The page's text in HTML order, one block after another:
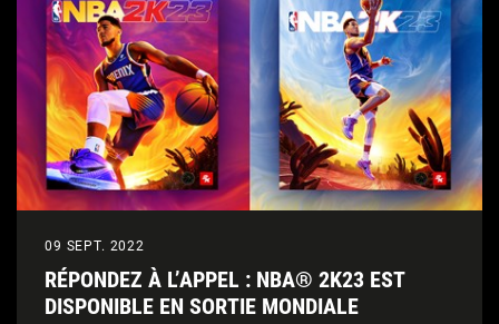
09 SEPT. 2022
RÉPONDEZ À L’APPEL : NBA® 2K23 EST
DISPONIBLE EN SORTIE MONDIALE